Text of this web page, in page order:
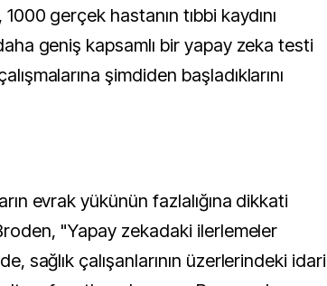
gerçek hastanın tıbbi kaydını
geniş kapsamlı bir yapay zeka testi
şimdiden başladıklarını
evrak yükünün fazlalığına dikkati
"Yapay zekadaki ilerlemeler
sağlık çalışanlarının üzerlerindeki idari